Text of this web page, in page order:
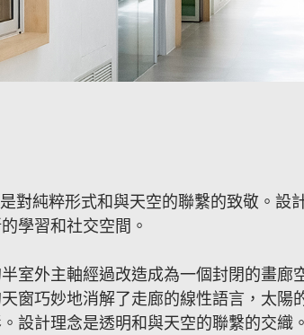
對純粹形式和與天空的聯繫的致敬。設
學習和社交空間。
室外主軸經過改造成為一個封閉的畫廊
窗巧妙地消解了走廊的線性語言，太陽
設計理念是透明和與天空的聯繫的交織